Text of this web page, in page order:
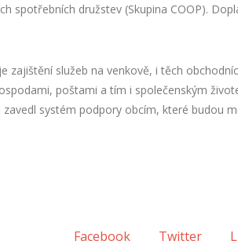
spotřebních družstev (Skupina COOP).
zajištění služeb na venkově, i těch
poštami a tím i společenským
systém podpory obcím, které budou
Facebook Twitter